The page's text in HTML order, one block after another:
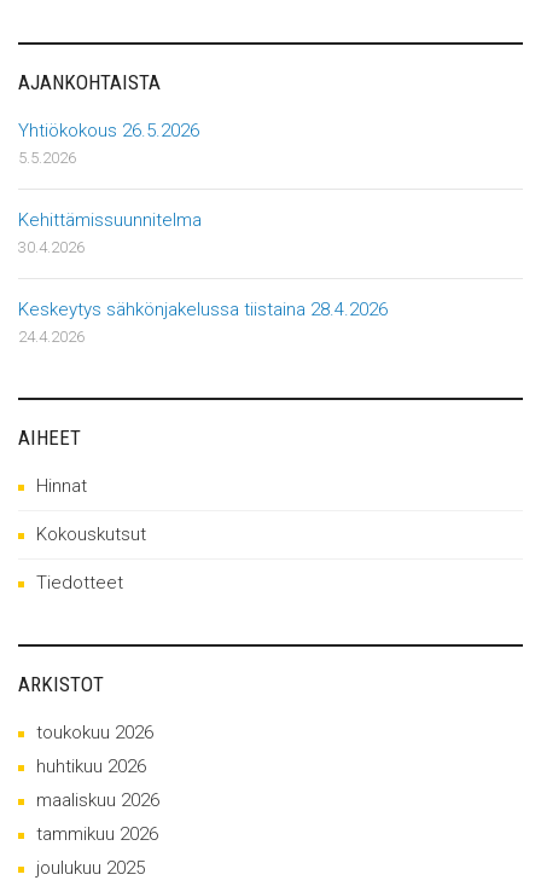
AJANKOHTAISTA
Yhtiökokous 26.5.2026
5.5.2026
Kehittämissuunnitelma
30.4.2026
Keskeytys sähkönjakelussa tiistaina 28.4.2026
24.4.2026
AIHEET
Hinnat
Kokouskutsut
Tiedotteet
ARKISTOT
toukokuu 2026
huhtikuu 2026
maaliskuu 2026
tammikuu 2026
joulukuu 2025